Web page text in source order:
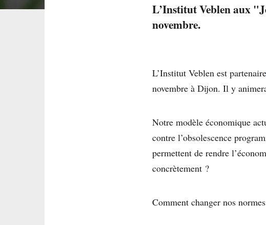
L’Institut Veblen aux
novembre.
L’Institut Veblen est partenaire
novembre à Dijon. Il y
Notre modèle économique
contre l’obsolescence
permettent de rendre
concrètement ?
Comment changer nos